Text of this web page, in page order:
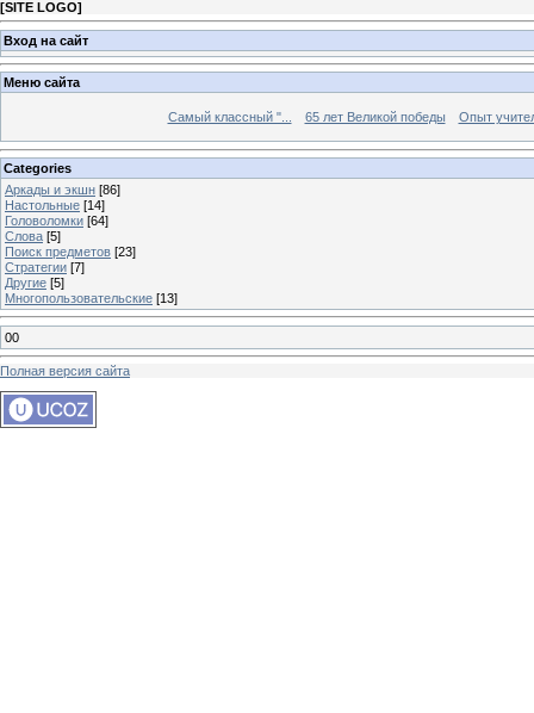
[SITE LOGO]
Вход на сайт
Меню сайта
Самый классный "... 65 лет Великой победы Опыт
Categories
Аркады и экшн [86]
Настольные [14]
Головоломки [64]
Слова [5]
Поиск предметов [23]
Стратегии [7]
Другие [5]
Многопользовательские [13]
00
Полная версия сайта